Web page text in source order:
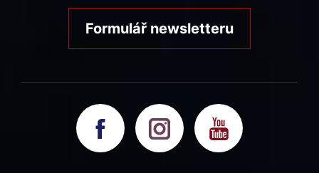
Formulář newsletteru